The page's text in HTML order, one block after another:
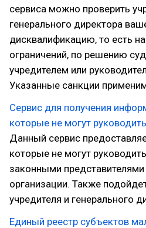
сервиса можно проверить
генерального директора
дисквалификацию, то есть
ограничений, по решению
учредителем или
Указанные санкции
Сервис для получения
которые не могут
Данный сервис
которые не могут
законными представителями
организации. Также
учредителя и генерального
Единый реестр субъектов